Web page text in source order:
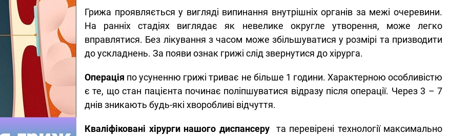
Грижа проявляється у вигляді випинання внутрішніх органів за межі очеревини.
На ранніх стадіях виглядає як невелике округле утворення, може легко
вправлятися. Без лікування з часом може збільшуватися у розмірі та призводити
до ускладнень. За появи ознак грижі слід звернутися до хірурга.
Операція по усуненню грижі триває не більше 1 години. Характерною особливістю
є те, що стан пацієнта починає поліпшуватися відразу після операції. Через 3 – 7
днів зникають будь-які хворобливі відчуття.
Кваліфіковані хірурги нашого диспансерута перевірені технології максимально